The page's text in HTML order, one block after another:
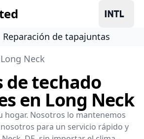
Reparación de tapajuntas
Long Neck
de techado
en Long Neck
hogar. Nosotros lo mantenemos
para un servicio rápido y